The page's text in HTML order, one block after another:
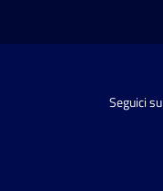
Seguici su